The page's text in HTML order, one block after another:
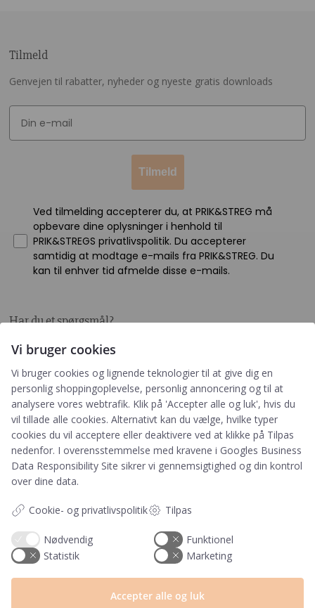
Har du et spørgsmål?
Du kan kontakte vores kundeservice på:
+45 60 15 72 04
Telefon & mail besvares I tidsrummet:
Mandag – Fredag: 10.00 – 15.00
kundeservice@prikogstreg.dk
Tryktider
Handelsbetingelser og FAQ
Persondatapolitik
Om os
Blog
Tilmeld
Genvejen til rabatter, nyheder og nyeste gratis downloads
Tilmeld
Ved tilmelding accepterer du, at PRIK&STREG må
opbevare dine oplysninger i henhold til
PRIK&STREGS privatlivspolitik. Du accepterer
samtidig at modtage e-mails fra PRIK&STREG. Du
kan til enhver tid afmelde disse e-mails.
Vi bruger cookies
Vi bruger cookies og lignende teknologier til at give dig en
personlig shoppingoplevelse, personlig annoncering og til at
analysere vores webtrafik. Klik på 'Accepter alle og luk', hvis du
vil tillade alle cookies. Alternativt kan du vælge, hvilke typer
cookies du vil acceptere eller deaktivere ved at klikke på Tilpas
nedenfor. I overensstemmelse med kravene i Googles Business
Data Responsibility Site sikrer vi gennemsigtighed og din kontrol
over dine data.
Cookie- og privatlivspolitik Tilpas
Nødvendig
Funktionel
Statistik
Marketing
Accepter alle og luk